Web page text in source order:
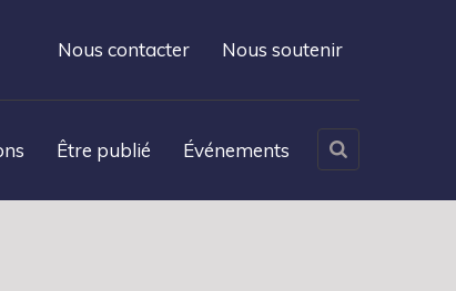
Nous contacter Nous soutenir
Être publié Événements